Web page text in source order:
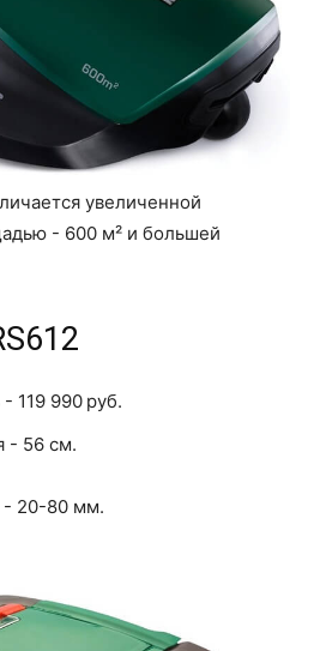
увеличенной
- 600 м² и большей
119 990 руб.
- 56 см.
- 20-80 мм.